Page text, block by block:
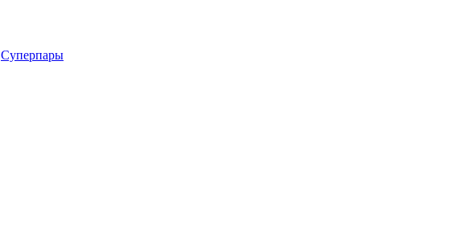
Суперпары